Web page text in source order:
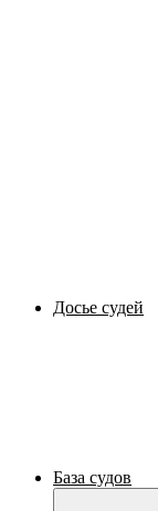
Досье судей
База судов